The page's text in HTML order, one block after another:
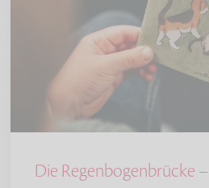
Die Regenbogenbrücke –